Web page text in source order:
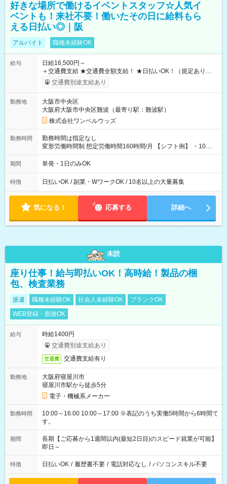
好きな場所で働けるイベントスタッフ☆人気イ
ベントも！来社不要！働いたその日に給料もら
える日払い◎｜阪
アルバイト 職種未経験OK
給与
日給16,500円～
＋交通費支給 ★交通費全額支給！ ★日払いOK！（規定あり） ┗
働いたその日に現金GET♪ お仕事後はコンビニATMから 日払
交通費別途支給あり
勤務地
大阪市中央区
大阪府大阪市中央区難波（最寄り駅：難波駅）
株式会社ワンベルウッズ
勤務時間
勤務時間は指定なし
変形労働時間制 想定労働時間160時間/月 【シフト例】 ・10：
00～20：00
期間 単発・1日のみOK
特徴 日払いOK / 副業・WワークOK / 10名以上の大量募集
気になる！ 応募する 詳細へ
未読
座り仕事！給与即払いOK！高時給！製品の梱
包、検査業務
派遣 職種未経験OK 社会人未経験OK
ブランクOK
WEB登録・面接OK
給与
時給1400円
交通費別途支給あり
交通費 交通費支給有り
勤務地
大阪府寝屋川市
寝屋川市駅から徒歩5分
電子・機械系メーカー
勤務時間
10:00～16:00 10:00～17:00 ※表記のうち実働5時間から6時間で
す。
期間
長期【ご応募から1週間以内(最短2日目)のスピード就業が可能】
即日～
特徴 日払いOK / 履歴書不要 / 電話対応なし / パソコンスキル不要